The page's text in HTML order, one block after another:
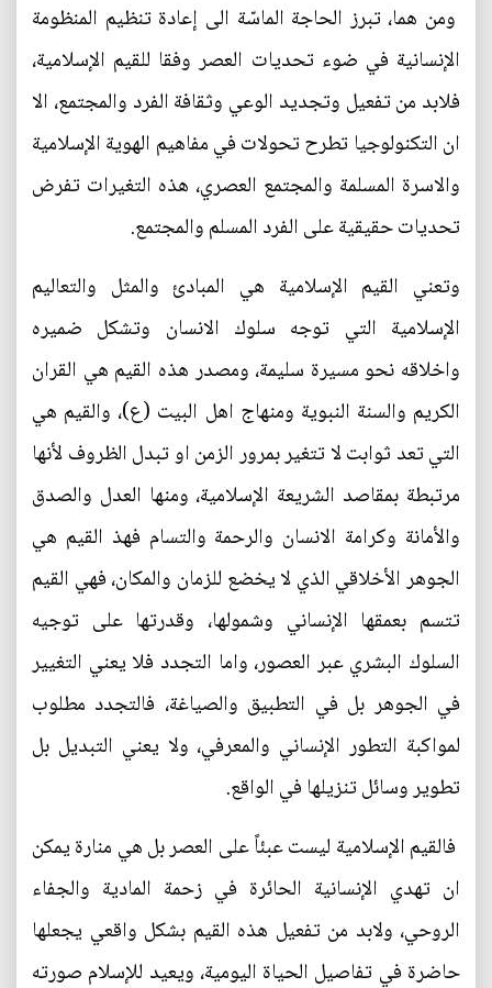
ومن هما، تبرز الحاجة الماسّة الى إعادة تنظيم المنظومة
الإنسانية في ضوء تحديات العصر وفقا للقيم الإسلامية،
فلابد من تفعيل وتجديد الوعي وثقافة الفرد والمجتمع، الا
ان التكنولوجيا تطرح تحولات في مفاهيم الهوية الإسلامية
والاسرة المسلمة والمجتمع العصري، هذه التغيرات تفرض
تحديات حقيقية على الفرد المسلم والمجتمع.
وتعني القيم الإسلامية هي المبادئ والمثل والتعاليم
الإسلامية التي توجه سلوك الانسان وتشكل ضميره
واخلاقه نحو مسيرة سليمة، ومصدر هذه القيم هي القران
الكريم والسنة النبوية ومنهاج اهل البيت (ع)، والقيم هي
التي تعد ثوابت لا تتغير بمرور الزمن او تبدل الظروف لأنها
مرتبطة بمقاصد الشريعة الإسلامية، ومنها العدل والصدق
والأمانة وكرامة الانسان والرحمة والتسام فهذ القيم هي
الجوهر الأخلاقي الذي لا يخضع للزمان والمكان، فهي القيم
تتسم بعمقها الإنساني وشمولها، وقدرتها على توجيه
السلوك البشري عبر العصور، واما التجدد فلا يعني التغيير
في الجوهر بل في التطبيق والصياغة، فالتجدد مطلوب
لمواكبة التطور الإنساني والمعرفي، ولا يعني التبديل بل
تطوير وسائل تنزيلها في الواقع.
فالقيم الإسلامية ليست عبئاً على العصر بل هي منارة يمكن
ان تهدي الإنسانية الحائرة في زحمة المادية والجفاء
الروحي، ولابد من تفعيل هذه القيم بشكل واقعي يجعلها
حاضرة في تفاصيل الحياة اليومية، ويعيد للإسلام صورته